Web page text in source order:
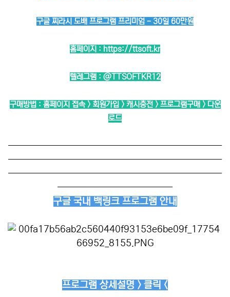
구글 찌라시 도배 프로그램 프리미엄 - 30일 60만원
홈페이지 : https://ttsoft.kr
텔레그램 : @TTSOFTKR12
구매방법 : 홈페이지 접속 > 회원가입 > 캐시충전 > 프로그램구매 > 다운
로드
──────────────────────────
──────────────────────────
──────────────────────────
──────────────
구글 국내 백링크 프로그램 안내
프로그램 상세설명 > 클릭 <